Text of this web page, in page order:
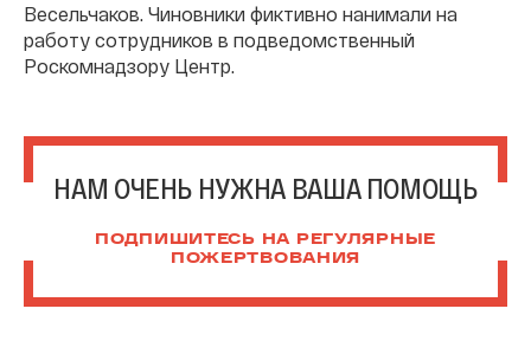
Весельчаков. Чиновники фиктивно нанимали на
работу сотрудников в подведомственный
Роскомнадзору Центр.
НАМ ОЧЕНЬ НУЖНА ВАША ПОМОЩЬ
ПОДПИШИТЕСЬ НА РЕГУЛЯРНЫЕ
ПОЖЕРТВОВАНИЯ